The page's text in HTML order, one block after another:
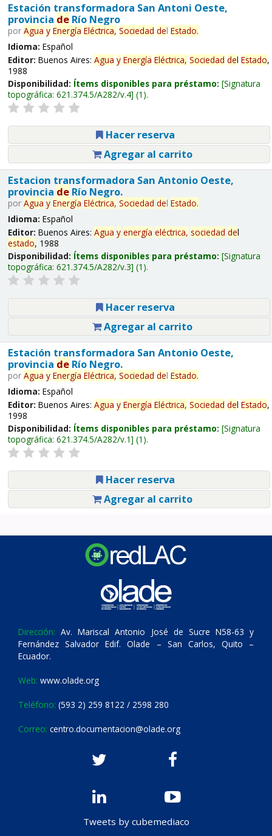
Estación transformadora San Antoni Oeste,
provincia deRío Negro
por Agua y Energía Eléctrica, Sociedad del Estado.
Idioma: Español
Editor: Buenos Aires: Agua y Energía Eléctrica, Sociedad del Estado,
1988
Disponibilidad: Ítems disponibles para préstamo: Signatura
topográfica: 621.374.5/A282/v.4 (1).
Hacer reserva
Agregar al carrito
Estacion transformadora San Antonio Oeste,
provincia deRío Negro.
por Agua y Energía Eléctrica, Sociedad del Estado.
Idioma: Español
Editor: Buenos Aires: Agua y energía eléctrica, sociedad del
estado, 1988
Disponibilidad: Ítems disponibles para préstamo: Signatura
topográfica: 621.374.5/A282/v.3 (1).
Hacer reserva
Agregar al carrito
Estación transformadora San Antonio Oeste,
provincia deRío Negro.
por Agua y Energía Eléctrica, Sociedad del Estado.
Idioma: Español
Editor: Buenos Aires: Agua y Energía Eléctrica, Sociedad del Estado,
1998
Disponibilidad: Ítems disponibles para préstamo: Signatura
topográfica: 621.374.5/A282/v.1 (1).
Hacer reserva
Agregar al carrito
Dirección: Av. Mariscal Antonio José de Sucre N58-63 y
Fernández Salvador Edif. Olade – San Carlos, Quito –
Ecuador.
Web: www.olade.org
Teléfono: (593 2) 259 8122 / 2598 280
Correo: centro.documentacion@olade.org
Tweets by cubemediaco